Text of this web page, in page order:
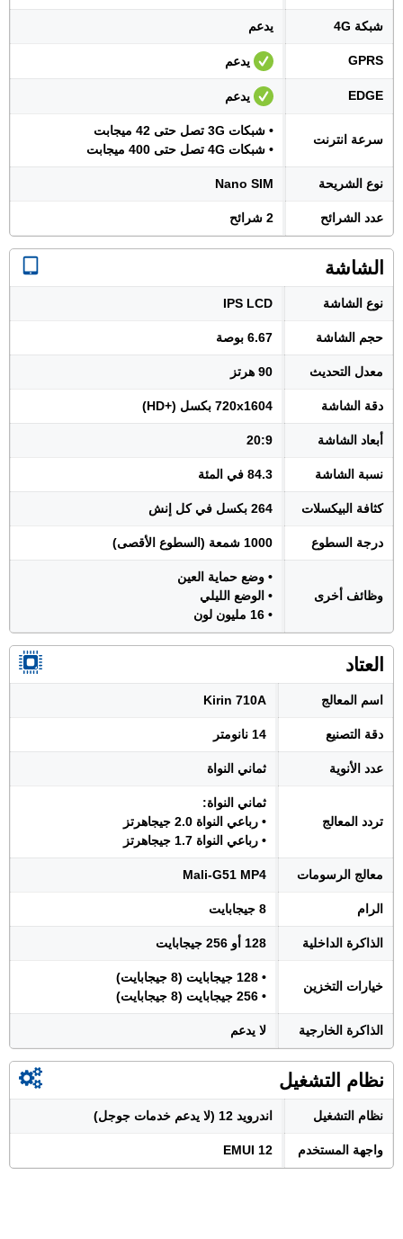
شبكة 4G يدعم
GPRS يدعم
EDGE يدعم
سرعة انترنت
• شبكات 3G تصل حتى 42 ميجابت
• شبكات 4G تصل حتى 400 ميجابت
نوع الشريحة Nano SIM
عدد الشرائح 2 شرائح
الشاشة
نوع الشاشة IPS LCD
حجم الشاشة 6.67 بوصة
معدل التحديث 90 هرتز
دقة الشاشة 720x1604 بكسل (+HD)
أبعاد الشاشة 20:9
نسبة الشاشة 84.3 في المئة
كثافة البيكسلات 264 بكسل في كل إنش
درجة السطوع 1000 شمعة (السطوع الأقصى)
وظائف أخرى
• وضع حماية العين
• الوضع الليلي
• 16 مليون لون
العتاد
اسم المعالج Kirin 710A
دقة التصنيع 14 نانومتر
عدد الأنوية ثماني النواة
تردد المعالج
ثماني النواة:
• رباعي النواة 2.0 جيجاهرتز
• رباعي النواة 1.7 جيجاهرتز
معالج الرسومات Mali-G51 MP4
الرام 8 جيجابايت
الذاكرة الداخلية 128 أو 256 جيجابايت
خيارات التخزين
• 128 جيجابايت (8 جيجابايت)
• 256 جيجابايت (8 جيجابايت)
الذاكرة الخارجية لا يدعم
نظام التشغيل
نظام التشغيل اندرويد 12 (لا يدعم خدمات جوجل)
واجهة المستخدم EMUI 12